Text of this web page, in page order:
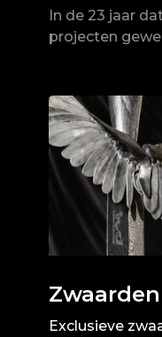
In de 23 jaar
projecten
Zwaarden
Exclusieve